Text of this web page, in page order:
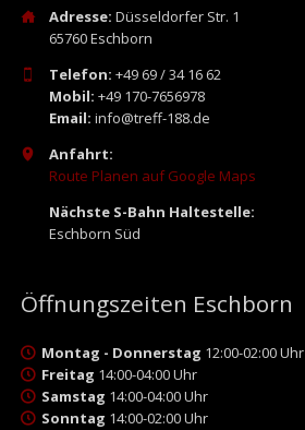
Adresse: Düsseldorfer Str. 1
65760 Eschborn
Telefon: +49 69 / 34 16 62
Mobil: +49 170-7656978
Email: info@treff-188.de
Anfahrt:
Route Planen auf Google Maps
Nächste S-Bahn Haltestelle:
Eschborn Süd
Öffnungszeiten Eschborn
Montag - Donnerstag 12:00-02:00 Uhr
Freitag 14:00-04:00 Uhr
Samstag 14:00-04:00 Uhr
Sonntag 14:00-02:00 Uhr